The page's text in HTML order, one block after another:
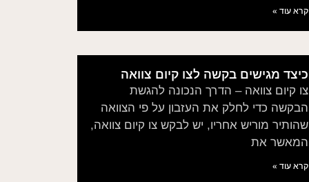
קרא עוד »
כיצד מגישים בקשה לצו קיום צוואה
צו קיום צוואה – הדרך הנכונה להגשת
הבקשה כדי לחלק את העזבון על פי הצוואה
שהותיר מוריש אחריו, יש לבקש צו קיום צוואה,
המאשר את
קרא עוד »